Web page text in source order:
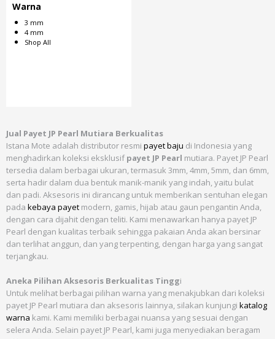
Warna
3 mm
4 mm
Shop All
Jual Payet JP Pearl Mutiara Berkualitas
Istana Mote adalah distributor resmi payet baju di Indonesia yang
menghadirkan koleksi eksklusifpayet JP Pearl mutiara. Payet JP Pearl
tersedia dalam berbagai ukuran, termasuk 3mm, 4mm, 5mm, dan 6mm,
serta hadir dalam dua bentuk manik-manik yang indah, yaitu bulat
dan padi. Aksesoris ini dirancang untuk memberikan sentuhan elegan
pada kebaya payet modern, gamis, hijab atau gaun pengantin Anda,
dengan cara dijahit dengan teliti. Kami menawarkan hanya payet JP
Pearl dengan kualitas terbaik sehingga pakaian Anda akan bersinar
dan terlihat anggun, dan yang terpenting, dengan harga yang sangat
terjangkau.
Aneka Pilihan Aksesoris Berkualitas Tinggi
Untuk melihat berbagai pilihan warna yang menakjubkan dari koleksi
payet JP Pearl mutiara dan aksesoris lainnya, silakan kunjungi katalog
warna kami. Kami memiliki berbagai nuansa yang sesuai dengan
selera Anda. Selain payet JP Pearl, kami juga menyediakan beragam